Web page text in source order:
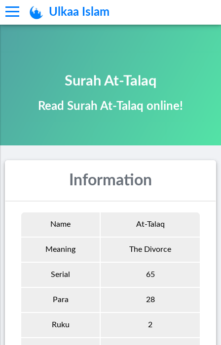
Ulkaa Islam
Surah At-Talaq
Read Surah At-Talaq online!
Information
Name At-Talaq
Meaning The Divorce
Serial 65
Para 28
Ruku 2